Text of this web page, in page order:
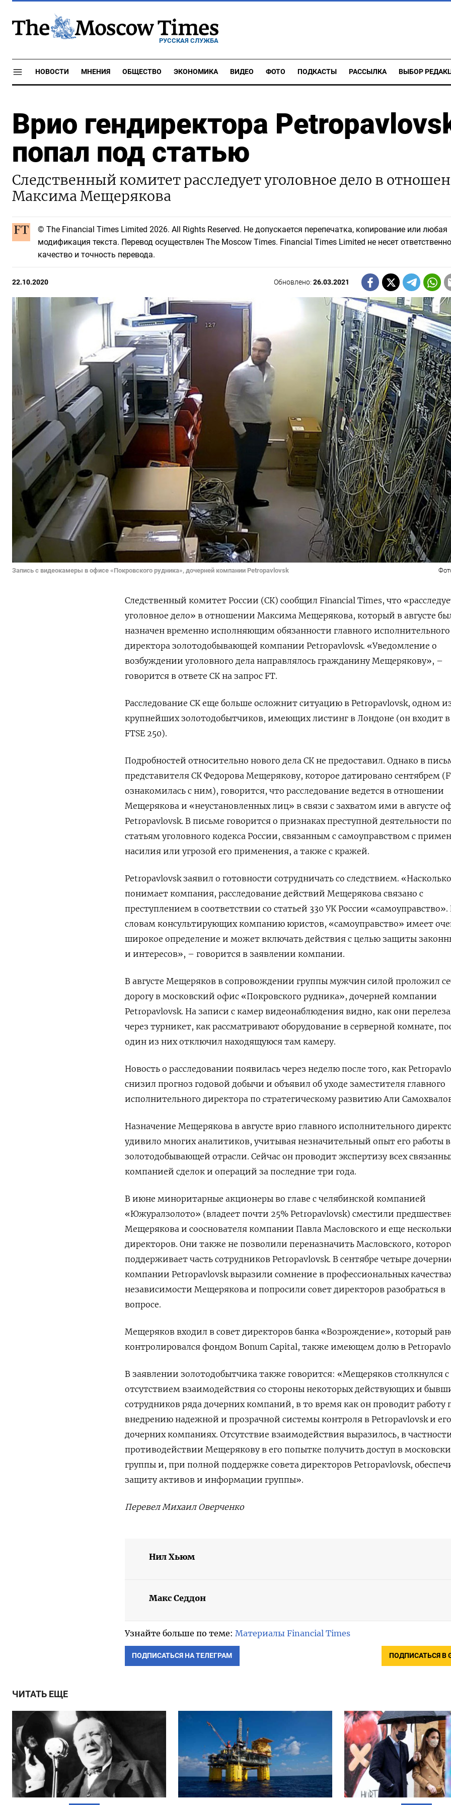
РУССКАЯ СЛУЖБА
НОВОСТИ МНЕНИЯ ОБЩЕСТВО ЭКОНОМИКА ВИДЕО ФОТО ПОДКАСТЫ РАССЫЛКА ВЫБОР
Врио гендиректора
попал под статью
Следственный комитет расследует уголовное дело в
Максима Мещерякова
© The Financial Times Limited 2026. All Rights Reserved. Не допускается перепечатка, копирование или любая
модификация текста. Перевод осуществлен The Moscow Times. Financial Times Limited не несет
качество и точность перевода.
22.10.2020 Обновлено:26.03.2021
Запись с видеокамеры в офисе «Покровского рудника», дочерней компании Petropavlovsk
Следственный комитет России (СК) сообщил Financial Times, что
уголовное дело» в отношении Максима Мещерякова, который в августе
назначен временно исполняющим обязанности главного исполнительного
директора золотодобывающей компании Petropavlovsk. «Уведомление о
возбуждении уголовного дела направлялось гражданину Мещерякову», –
говорится в ответе СК на запрос FT.
Расследование СК еще больше осложнит ситуацию в Petropavlovsk, одном
крупнейших золотодобытчиков, имеющих листинг в Лондоне (он входит в
FTSE 250).
Подробностей относительно нового дела СК не предоставил. Однако в
представителя СК Федорова Мещерякову, которое датировано сентябрем (
ознакомилась с ним), говорится, что расследование ведется в отношении
Мещерякова и «неустановленных лиц» в связи с захватом ими в августе
Petropavlovsk. В письме говорится о признаках преступной деятельности
статьям уголовного кодекса России, связанным с самоуправством с
насилия или угрозой его применения, а также с кражей.
Petropavlovskзаявил о готовности сотрудничать со следствием. «Насколько
понимает компания, расследование действий Мещерякова связано с
преступлением в соответствии со статьей 330 УК России «самоуправство».
словам консультирующих компанию юристов, «самоуправство» имеет
широкое определение и может включать действия с целью защиты
и интересов», – говорится в заявлении компании.
В августе Мещеряков в сопровождении группы мужчин силой проложил
дорогу в московский офис «Покровского рудника», дочерней компании
Petropavlovsk. На записи с камер видеонаблюдения видно, как они
через турникет, как рассматривают оборудование в серверной комнате,
один из них отключил находящуюся там камеру.
Новость о расследовании появилась через неделю после того, как
снизил прогноз годовой добычи и объявил об уходе заместителя главного
исполнительного директора по стратегическому развитию Али
Назначение Мещерякова в августе врио главного исполнительного
удивило многих аналитиков, учитывая незначительный опыт его работы в
золотодобывающей отрасли. Сейчас он проводит экспертизу всех
компанией сделок и операций за последние три года.
В июне миноритарные акционеры во главе с челябинской компанией
«Южуралзолото» (владеет почти 25% Petropavlovsk) сместили
Мещерякова и сооснователя компании Павла Масловского и еще
директоров. Они также не позволили переназначить Масловского,
поддерживает часть сотрудников Petropavlovsk. В сентябре четыре
компании Petropavlovskвыразили сомнение в профессиональных
независимости Мещерякова и попросили совет директоров разобраться в
вопросе.
Мещеряков входил в совет директоров банка «Возрождение», который
контролировался фондом Bonum Capital, также имеющем долю в
В заявлении золотодобытчика также говорится: «Мещеряков столкнулся с
отсутствием взаимодействия со стороны некоторых действующих и
сотрудников ряда дочерних компаний, в то время как он проводит работу
внедрению надежной и прозрачной системы контроля в Petropavlovskи его
дочерних компаниях. Отсутствие взаимодействия выразилось, в
противодействии Мещерякову в его попытке получить доступ в
группы и, при полной поддержке совета директоров Petropavlovsk,
защиту активов и информации группы».
Перевел Михаил Оверченко
Нил Хьюм
Макс Седдон
Узнайте больше по теме: Материалы Financial Times
ПОДПИСАТЬСЯ НА ТЕЛЕГРАМ ПОДПИСАТЬСЯ В
ЧИТАТЬ ЕЩЕ